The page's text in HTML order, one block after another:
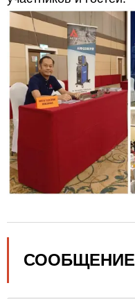
СООБЩЕНИЕ